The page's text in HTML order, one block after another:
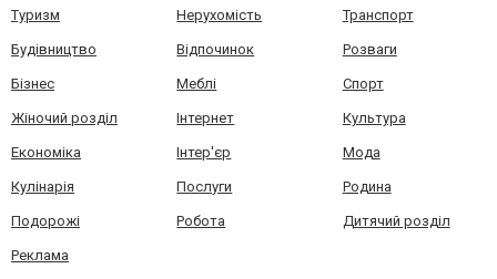
Туризм Нерухомість Транспорт
Будівництво Відпочинок Розваги
Бізнес Меблі Спорт
Жіночий розділ Інтернет Культура
Економіка Інтер'єр Мода
Кулінарія Послуги Родина
Подорожі Робота Дитячий розділ
Реклама